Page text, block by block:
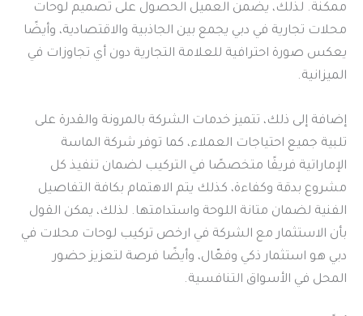
ممكنة. لذلك، يضمن العميل الحصول على تصميم لوحات
محلات تجارية في دبي يجمع بين الجاذبية والاقتصادية، وأيضًا
يعكس صورة احترافية للعلامة التجارية دون أي تجاوزات في
الميزانية.
إضافة إلى ذلك، تتميز خدمات الشركة بالمرونة والقدرة على
تلبية جميع احتياجات العملاء، كما توفر شركة الماسة
الإماراتية فريقًا متخصصًا في التركيب لضمان تنفيذ كل
مشروع بدقة وكفاءة، كذلك يتم الاهتمام بكافة التفاصيل
الفنية لضمان متانة اللوحة واستدامتها. لذلك، يمكن القول
بأن الاستثمار مع الشركة في ارخص تركيب لوحات محلات في
دبي هو استثمار ذكي وفعّال، وأيضًا فرصة لتعزيز حضور
المحل في الأسواق التنافسية.